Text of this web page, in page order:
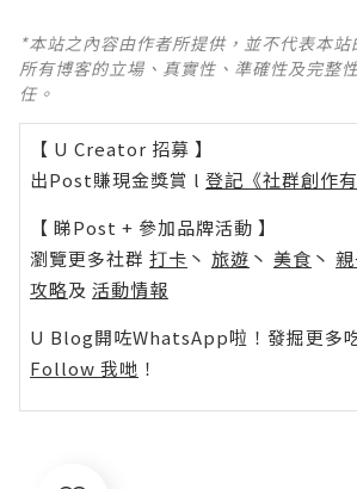
*本站之內容由作者所提供，並不代表本
所有博客的立場、真實性、準確性及完整
任。
【 U Creator 招募 】
出Post賺現金獎賞 l 登記《社群創作有
【 睇Post + 參加品牌活動 】
瀏覽更多社群 打卡 丶 旅遊 丶 美食 丶
攻略及 活動情報
U Blog開咗WhatsApp啦！發掘更多
Follow 我哋 ！